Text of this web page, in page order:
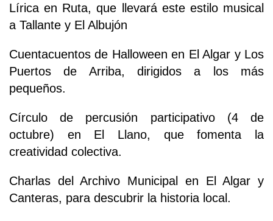
Lírica en Ruta, que llevará este estilo musical
a Tallante y El Albujón
Cuentacuentos de Halloween en El Algar y Los
Puertos de Arriba, dirigidos a los más
pequeños.
Círculo de percusión participativo (4 de
octubre) en El Llano, que fomenta la
creatividad colectiva.
Charlas del Archivo Municipal en El Algar y
Canteras, para descubrir la historia local.